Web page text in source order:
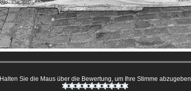
Halten Sie die Maus über die Bewertung, um Ihre Stimme abzugeben